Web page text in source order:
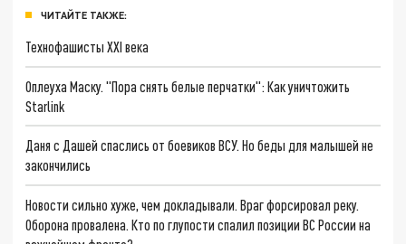
ЧИТАЙТЕ ТАКЖЕ:
Технофашисты XXI века
Оплеуха Маску. "Пора снять белые перчатки": Как уничтожить
Starlink
Даня с Дашей спаслись от боевиков ВСУ. Но беды для малышей не
закончились
Новости сильно хуже, чем докладывали. Враг форсировал реку.
Оборона провалена. Кто по глупости спалил позиции ВС России на